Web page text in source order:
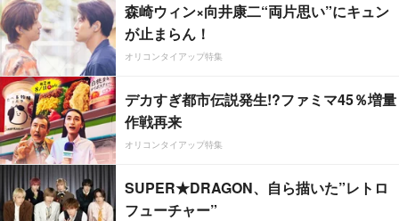
森崎ウィン×向井康二“両片思い”にキュン
が止まらん！
オリコンタイアップ特集
デカすぎ都市伝説発生!?ファミマ45％増量
作戦再来
オリコンタイアップ特集
SUPER★DRAGON、自ら描いた”レトロ
フューチャー”